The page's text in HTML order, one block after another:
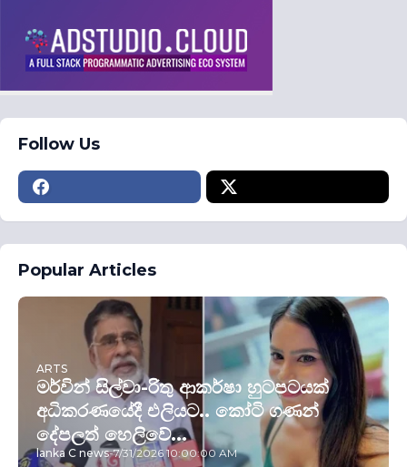
Follow Us
Popular Articles
ARTS
මර්වින් සිල්වා-රිතු ආකර්ෂා හුටපටයක්
අධිකරණයේදී එලියට.. කෝටි ගණන්
දේපලත් හෙලිවේ...
lanka C news-7/31/2026 10:00:00 AM